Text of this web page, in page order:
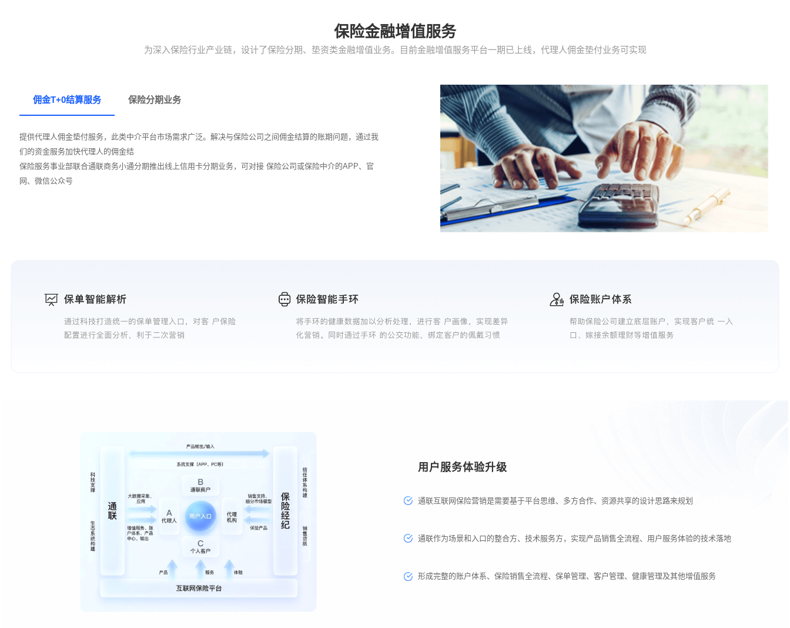
保险金融增值服务
为深入保险行业产业链，设计了保险分期、垫资类金融增值业务。目前金融增值服务平台一期已上线，代理人佣金垫付业务可实现
佣金T+0结算服务 保险分期业务
提供代理人佣金垫付服务，此类中介平台市场需求广泛。解决与保险公司之间佣金结算的账期问题，通过我
们的资金服务加快代理人的佣金结
保险服务事业部联合通联商务小通分期推出线上信用卡分期业务，可对接 保险公司或保险中介的APP、官
网、微信公众号
用户服务体验升级
通联互联网保险营销是需要基于平台思维、多方合作、资源共享的设计思路来规划
通联作为场景和入口的整合方、技术服务方，实现产品销售全流程、用户服务体验的技术落地
形成完整的账户体系、保险销售全流程、保单管理、客户管理、健康管理及其他增值服务